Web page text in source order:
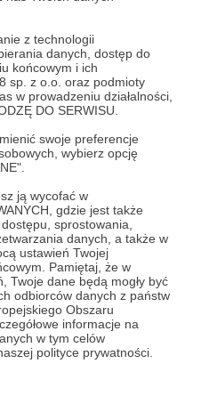
z technologii
danych, dostęp do
końcowym i ich
sp. z o.o. oraz podmioty
w prowadzeniu działalności,
DO SERWISU.
swoje preferencje
wybierz opcję
ją wycofać w
gdzie jest także
sprostowania,
danych, a także w
ustawień Twojej
Pamiętaj, że w
Twoje dane będą mogły być
odbiorców danych z państw
Obszaru
informacje na
w tym celów
polityce prywatności.
z innymi
Honorowy
ma charakter
i nie stanowi treści
Poważnie. Jeżeli
miesięcznie na
mi tylko pięknie